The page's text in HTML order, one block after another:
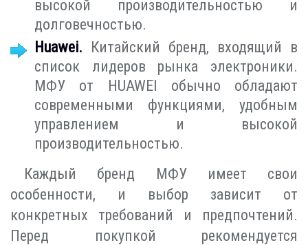
высокой производительностью и
долговечностью.
Huawei. Китайский бренд, входящий в
список лидеров рынка электроники.
МФУ от HUAWEI обычно обладают
современными функциями, удобным
управлением и высокой
производительностью.
Каждый бренд МФУ имеет свои
особенности, и выбор зависит от
конкретных требований и предпочтений.
Перед покупкой рекомендуется